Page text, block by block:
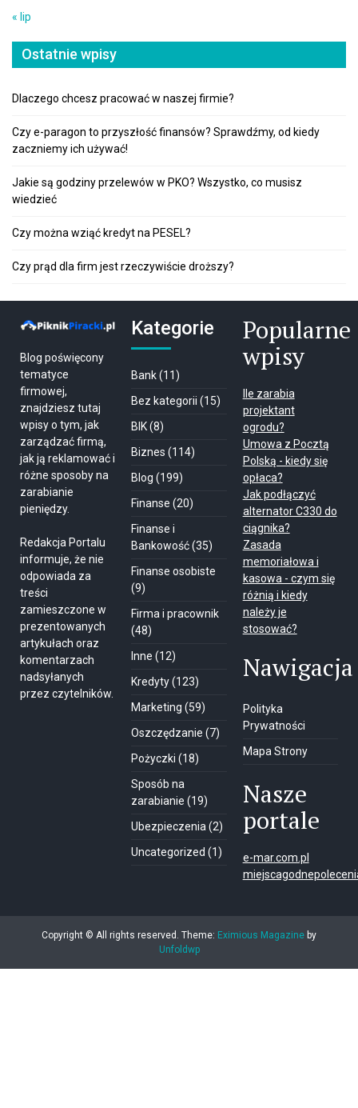
« lip
Ostatnie wpisy
Dlaczego chcesz pracować w naszej firmie?
Czy e-paragon to przyszłość finansów? Sprawdźmy, od kiedy
zaczniemy ich używać!
Jakie są godziny przelewów w PKO? Wszystko, co musisz
wiedzieć
Czy można wziąć kredyt na PESEL?
Czy prąd dla firm jest rzeczywiście droższy?
Blog poświęcony
tematyce
firmowej,
znajdziesz tutaj
wpisy o tym, jak
zarządzać firmą,
jak ją reklamować i
różne sposoby na
zarabianie
pieniędzy.
Redakcja Portalu
informuje, że nie
odpowiada za
treści
zamieszczone w
prezentowanych
artykułach oraz
komentarzach
nadsyłanych
przez czytelników.
Kategorie
Bank(11)
Bez kategorii (15)
BIK(8)
Biznes (114)
Blog (199)
Finanse (20)
Finanse i
Bankowość(35)
Finanse osobiste
(9)
Firma i pracownik
(48)
Inne (12)
Kredyty(123)
Marketing (59)
Oszczędzanie (7)
Pożyczki (18)
Sposób na
zarabianie (19)
Ubezpieczenia(2)
Uncategorized (1)
Popularne
wpisy
Ile zarabia
projektant
ogrodu?
Umowa z Pocztą
Polską - kiedy się
opłaca?
Jak podłączyć
alternator C330 do
ciągnika?
Zasada
memoriałowa i
kasowa - czym się
różnią i kiedy
należy je
stosować?
Nawigacja
Polityka
Prywatności
Mapa Strony
Nasze
portale
e-mar.com.pl
Copyright © All rights reserved. Theme: Eximious Magazine by
Unfoldwp